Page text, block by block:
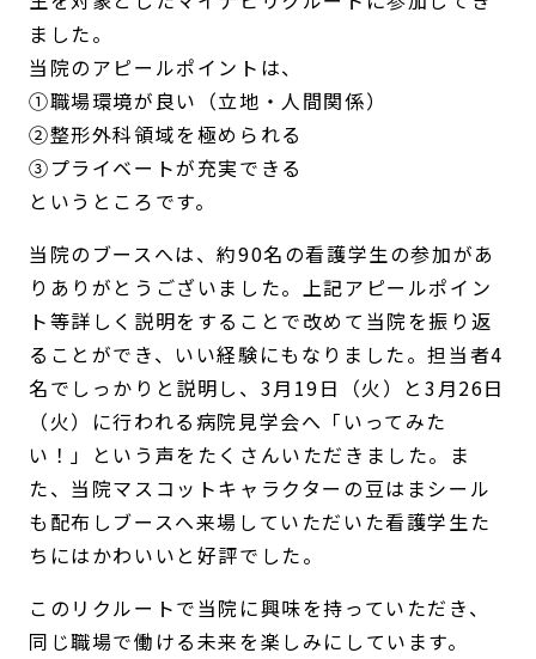
ました。
当院のアピールポイントは、
①職場環境が良い（立地・人間関係）
②整形外科領域を極められる
③プライベートが充実できる
というところです。
当院のブースへは、約90名の看護学生の参加があ
りありがとうございました。上記アピールポイン
ト等詳しく説明をすることで改めて当院を振り返
ることができ、いい経験にもなりました。担当者4
名でしっかりと説明し、3月19日（火）と3月26日
（火）に行われる病院見学会へ「いってみた
い！」という声をたくさんいただきました。ま
た、当院マスコットキャラクターの豆はまシール
も配布しブースへ来場していただいた看護学生た
ちにはかわいいと好評でした。
このリクルートで当院に興味を持っていただき、
同じ職場で働ける未来を楽しみにしています。